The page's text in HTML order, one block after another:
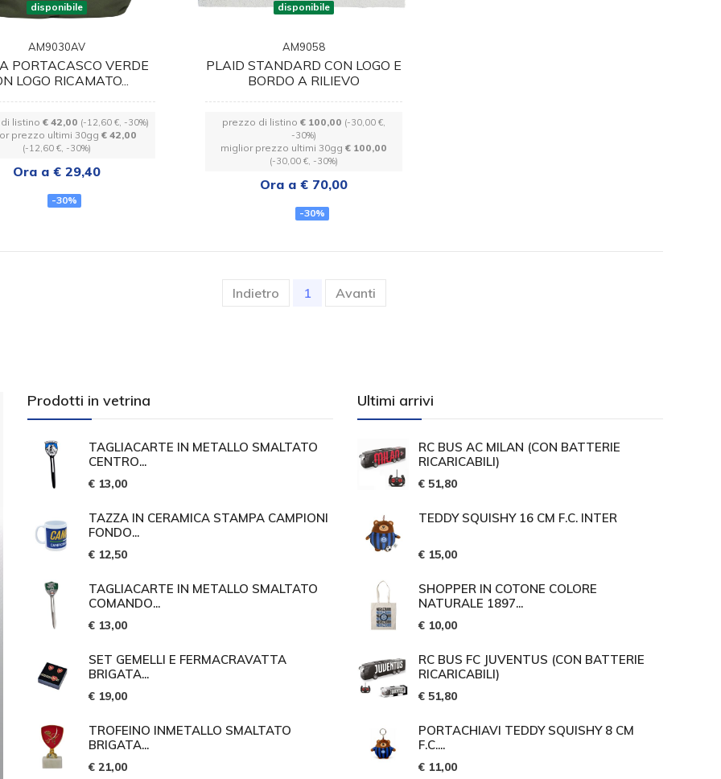
disponibile
AM9030AV
PORTACASCO VERDE
LOGO RICAMATO...
listino € 42,00 (-12,60 €, -30%)
prezzo ultimi 30gg € 42,00
(-12,60 €, -30%)
Ora a € 29,40
-30%
disponibile
AM9058
PLAID STANDARD CON LOGO E
BORDO A RILIEVO
prezzo di listino€ 100,00 (-30,00 €,
-30%)
miglior prezzo ultimi 30gg€ 100,00
(-30,00 €, -30%)
Ora a € 70,00
-30%
Indietro 1(current)
Avanti
Prodotti in vetrina
TAGLIACARTE IN METALLO SMALTATO
CENTRO...
€ 13,00
TAZZA IN CERAMICA STAMPA CAMPIONI
FONDO...
€ 12,50
TAGLIACARTE IN METALLO SMALTATO
COMANDO...
€ 13,00
SET GEMELLI E FERMACRAVATTA
BRIGATA...
€ 19,00
TROFEINO INMETALLO SMALTATO
BRIGATA...
€ 21,00
Ultimi arrivi
RC BUS AC MILAN (CON BATTERIE
RICARICABILI)
€ 51,80
TEDDY SQUISHY 16 CM F.C. INTER
€ 15,00
SHOPPER IN COTONE COLORE
NATURALE 1897...
€ 10,00
RC BUS FC JUVENTUS (CON BATTERIE
RICARICABILI)
€ 51,80
PORTACHIAVI TEDDY SQUISHY 8 CM
F.C....
€ 11,00